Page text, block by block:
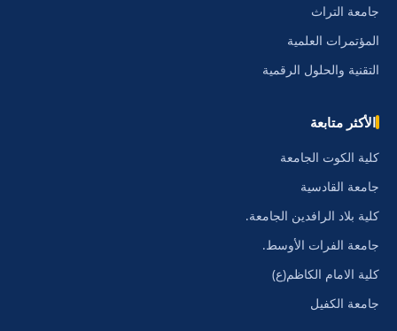
جامعة التراث
المؤتمرات العلمية
التقنية والحلول الرقمية
الأكثر متابعة
كلية الكوت الجامعة
جامعة القادسية
كلية بلاد الرافدين الجامعة.
جامعة الفرات الأوسط.
كلية الامام الكاظم(ع)
جامعة الكفيل